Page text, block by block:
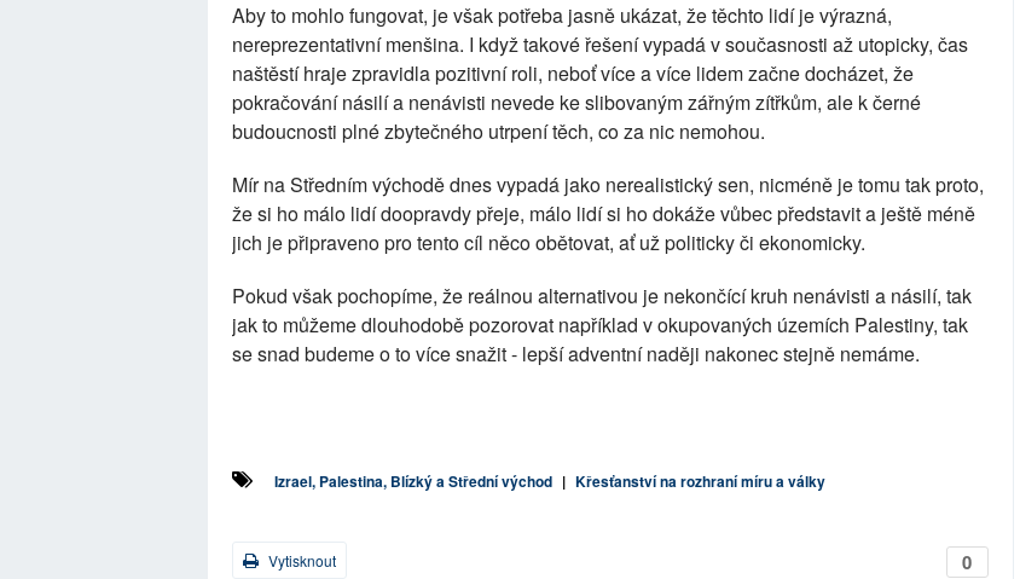
Aby to mohlo fungovat, je však potřeba jasně ukázat, že těchto lidí je výrazná,
nereprezentativní menšina. I když takové řešení vypadá v současnosti až utopicky, čas
naštěstí hraje zpravidla pozitivní roli, neboť více a více lidem začne docházet, že
pokračování násilí a nenávisti nevede ke slibovaným zářným zítřkům, ale k černé
budoucnosti plné zbytečného utrpení těch, co za nic nemohou.
Mír na Středním východě dnes vypadá jako nerealistický sen, nicméně je tomu tak proto,
že si ho málo lidí doopravdy přeje, málo lidí si ho dokáže vůbec představit a ještě méně
jich je připraveno pro tento cíl něco obětovat, ať už politicky či ekonomicky.
Pokud však pochopíme, že reálnou alternativou je nekončící kruh nenávisti a násilí, tak
jak to můžeme dlouhodobě pozorovat například v okupovaných územích Palestiny, tak
se snad budeme o to více snažit - lepší adventní naději nakonec stejně nemáme.
Izrael, Palestina, Blízký a Střední východ | Křesťanství na rozhraní míru a války
0
Vytisknout